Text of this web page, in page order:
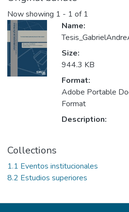
Now showing 1 - 1 of 1
Name:
Size:
944.3 KB
Format:
Adobe Portable
Format
Description:
Collections
1.1 Eventos institucionales
8.2 Estudios superiores